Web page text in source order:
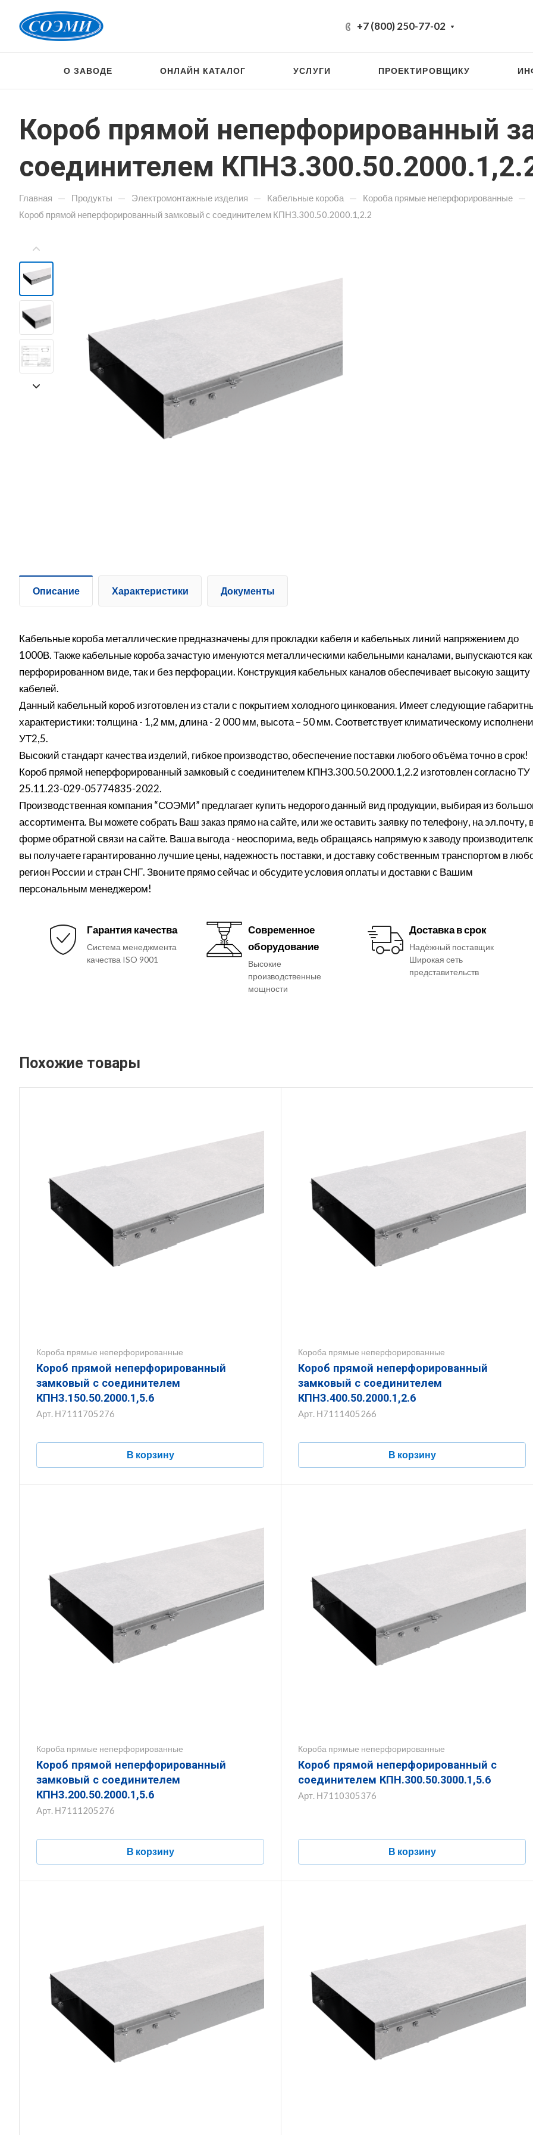
+7 (800) 250-77-02
О ЗАВОДЕ ОНЛАЙН КАТАЛОГ УСЛУГИ ПРОЕКТИРОВЩИКУ
Короб прямой неперфорированный
соединителем
Главная — Продукты — Электромонтажные изделия — Кабельные короба — Короба прямые неперфорированные —
Короб прямой неперфорированный замковый с соединителем КПНЗ.300.50.2000.1,2.2
Описание Характеристики Документы
Кабельные короба металлические предназначены для прокладки кабеля и кабельных линий напряжением до
1000В. Также кабельные короба зачастую именуются металлическими кабельными каналами, выпускаются как
перфорированном виде, так и без перфорации. Конструкция кабельных каналов обеспечивает высокую защиту
кабелей.
Данный кабельный короб изготовлен из стали с покрытием холодного цинкования. Имеет следующие
характеристики: толщина - 1,2 мм, длина - 2 000 мм, высота – 50 мм. Соответствует климатическому
УТ2,5.
Высокий стандарт качества изделий, гибкое производство, обеспечение поставки любого объёма точно в срок!
Короб прямой неперфорированный замковый с соединителем КПНЗ.300.50.2000.1,2.2 изготовлен согласно ТУ
25.11.23-029-05774835-2022.
Производственная компания “СОЭМИ” предлагает купить недорого данный вид продукции, выбирая из
ассортимента. Вы можете собрать Ваш заказ прямо на сайте, или же оставить заявку по телефону, на эл.почту,
форме обратной связи на сайте. Ваша выгода - неоспорима, ведь обращаясь напрямую к заводу
вы получаете гарантированно лучшие цены, надежность поставки, и доставку собственным транспортом в
регион России и стран СНГ. Звоните прямо сейчас и обсудите условия оплаты и доставки с Вашим
персональным менеджером!
Гарантия качества
Система менеджмента
качества ISO 9001
Современное
оборудование
Высокие
производственные
мощности
Доставка в срок
Надёжный поставщик
Широкая сеть
представительств
Похожие товары
Короба прямые неперфорированные
Короб прямой неперфорированный
замковый с соединителем
КПНЗ.150.50.2000.1,5.6
Арт. Н7111705276
В корзину
Короба прямые неперфорированные
Короб прямой неперфорированный
замковый с соединителем
КПНЗ.400.50.2000.1,2.6
Арт. Н7111405266
В корзину
Короба прямые неперфорированные
Короб прямой неперфорированный
замковый с соединителем
КПНЗ.200.50.2000.1,5.6
Арт. Н7111205276
В корзину
Короба прямые неперфорированные
Короб прямой неперфорированный с
соединителем КПН.300.50.3000.1,5.6
Арт. Н7110305376
В корзину